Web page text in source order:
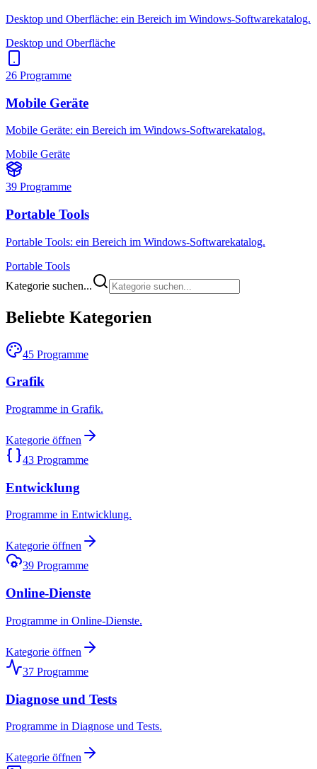
Desktop und Oberfläche: ein Bereich im Windows-Softwarekatalog.
Desktop und Oberfläche
26 Programme
Mobile Geräte
Mobile Geräte: ein Bereich im Windows-Softwarekatalog.
Mobile Geräte
39 Programme
Portable Tools
Portable Tools: ein Bereich im Windows-Softwarekatalog.
Portable Tools
Kategorie suchen...
Beliebte Kategorien
45 Programme
Grafik
Programme in Grafik.
Kategorie öffnen
43 Programme
Entwicklung
Programme in Entwicklung.
Kategorie öffnen
39 Programme
Online-Dienste
Programme in Online-Dienste.
Kategorie öffnen
37 Programme
Diagnose und Tests
Programme in Diagnose und Tests.
Kategorie öffnen